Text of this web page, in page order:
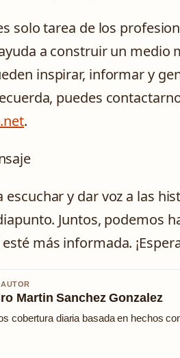
solo tarea de los
a construir un medio
inspirar, informar y
puedes
.
escuchar y dar voz a las
Juntos, podemos
más informada.
Martin Sanchez Gonzalez
cobertura diaria basada en hechos